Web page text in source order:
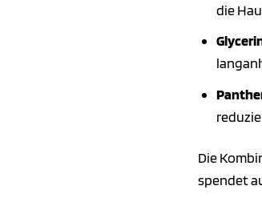
die
Die
spendet